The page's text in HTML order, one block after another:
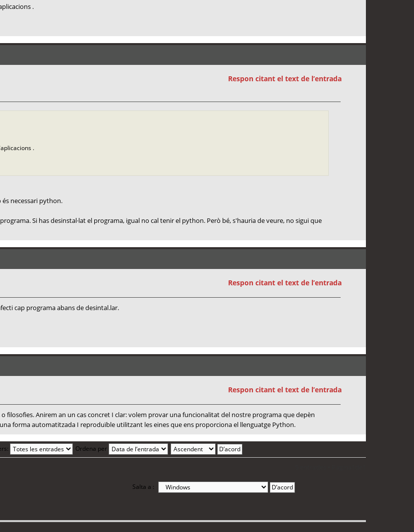
.
Respon citant el text de l’entrada
.
és necessari python.
Si has desinstal·lat el programa, igual no cal tenir el python. Però bé, s'hauria de veure, no sigui que
Respon citant el text de l’entrada
cap programa abans de desintal.lar.
Respon citant el text de l’entrada
filosofies. Anirem an un cas concret I clar: volem provar una funcionalitat del nostre programa que depèn
forma automatitzada I reproduïble utilitzant les eines que ens proporciona el llenguatge Python.
Ordena per
Salta a :